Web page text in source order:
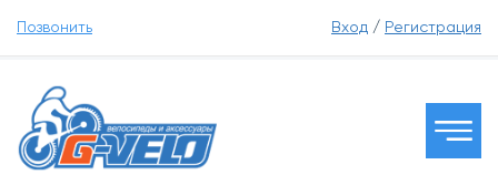
Позвонить Вход / Регистрация